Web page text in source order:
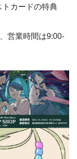
トカードの特典
営業時間は9:00-